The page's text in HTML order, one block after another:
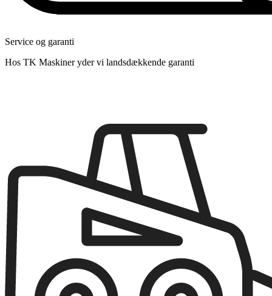
Service og garanti
Hos TK Maskiner yder vi landsdækkende garanti